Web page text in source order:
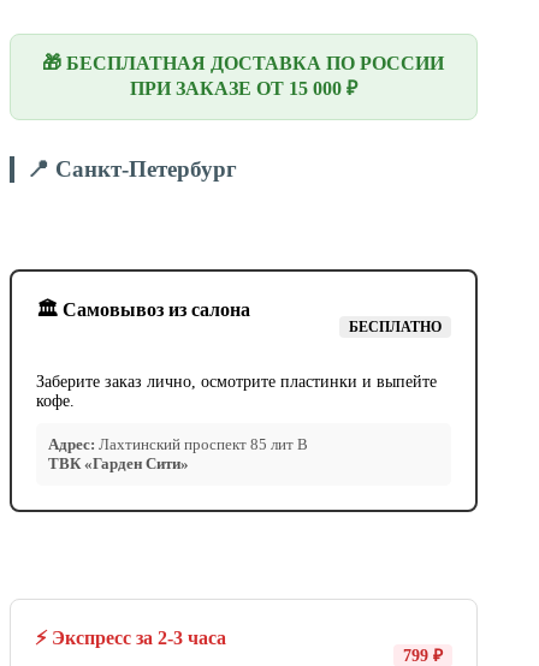
🎁 БЕСПЛАТНАЯ ДОСТАВКА ПО РОССИИ
ПРИ ЗАКАЗЕ ОТ 15 000 ₽
📍 Санкт-Петербург
🏛️ Самовывоз из салона
БЕСПЛАТНО
Заберите заказ лично, осмотрите пластинки и выпейте
кофе.
Адрес: Лахтинский проспект 85 лит В
ТВК «Гарден Сити»
⚡ Экспресс за 2-3 часа
799 ₽